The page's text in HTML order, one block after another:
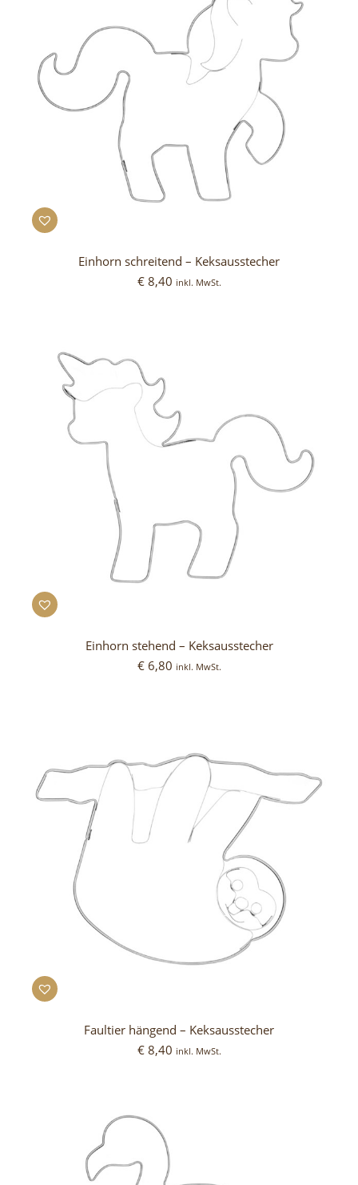
Einhorn schreitend – Keksausstecher
€8,40 inkl. MwSt.
Einhorn stehend – Keksausstecher
€6,80 inkl. MwSt.
Faultier hängend – Keksausstecher
€8,40 inkl. MwSt.